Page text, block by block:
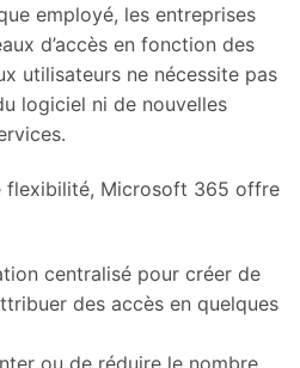
employé, les entreprises
d’accès en fonction des
utilisateurs ne nécessite pas
logiciel ni de nouvelles
flexibilité, Microsoft 365 offre
centralisé pour créer de
des accès en quelques
ou de réduire le nombre